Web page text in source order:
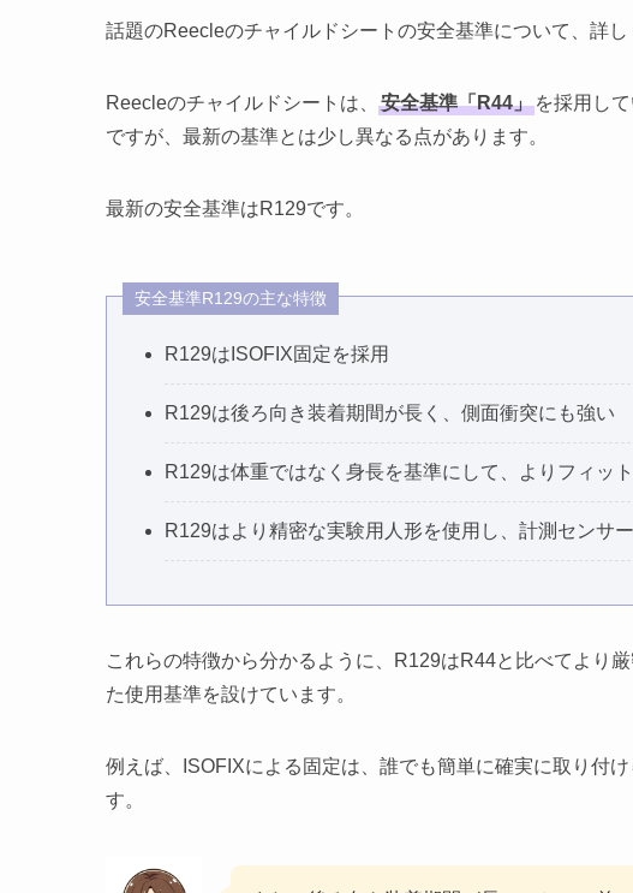
話題のReecleのチャイルドシートの安全基準について、詳し
Reecleのチャイルドシートは、 安全基準「R44」 を採用し
ですが、最新の基準とは少し異なる点があります。
最新の安全基準はR129です。
安全基準R129の主な特徴
R129はISOFIX固定を採用
R129は後ろ向き装着期間が長く、側面衝突にも強い
R129は体重ではなく身長を基準にして、よりフィッ
R129はより精密な実験用人形を使用し、計測センサ
これらの特徴から分かるように、R129はR44と比べてより
た使用基準を設けています。
例えば、ISOFIXによる固定は、誰でも簡単に確実に取り付
す。